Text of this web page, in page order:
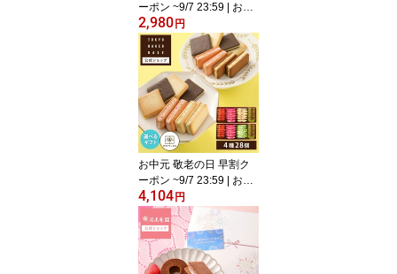
ーポン ~9/7 23:59 | お菓
子 ギフト 個包装 2026 ク
ッキー | TOKYO BAKED
BASE アソートセット S
サイズ 【0】 冷蔵 宅急便
発送 Agift
2,980 円
お中元 敬老の日 早割ク
ーポン ~9/7 23:59 | お菓
子 ギフト 個包装 2026 ク
ッキー | TOKYO BAKED
BASE アソートセット M
サイズ 【0】 冷蔵 宅急便
発送 Agift
4,104 円